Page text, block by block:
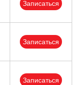
Записаться
Записаться
Записаться